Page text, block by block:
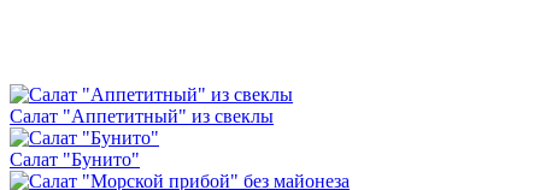
Салат "Аппетитный" из свеклы
Салат "Бунито"